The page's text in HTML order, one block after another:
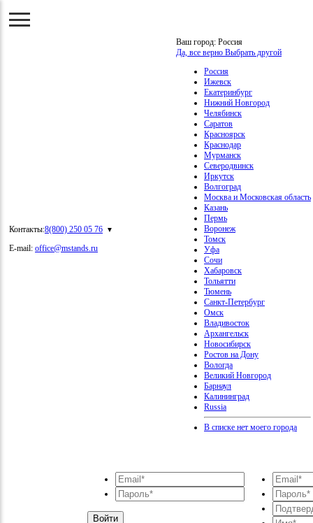
Контакты:8(800) 250 05 76
E-mail: office@mstands.ru
Ваш город: Россия
Да, все верно Выбрать другой
Россия
Ижевск
Екатеринбург
Нижний Новгород
Челябинск
Саратов
Красноярск
Краснодар
Мурманск
Северодвинск
Иркутск
Волгоград
Москва и Московская область
Казань
Пермь
Воронеж
Томск
Уфа
Сочи
Хабаровск
Тольятти
Тюмень
Санкт-Петербург
Омск
Владивосток
Архангельск
Новосибирск
Ростов на Дону
Вологда
Великий Новгород
Барнаул
Калининград
Russia
В списке нет моего города
Войти